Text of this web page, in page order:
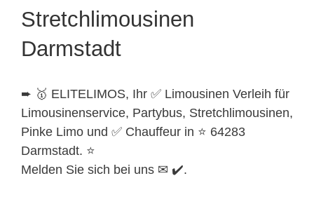
Stretchlimousinen
Darmstadt
➨ 🥇 ELITELIMOS, Ihr ✅ Limousinen Verleih für
Limousinenservice, Partybus, Stretchlimousinen,
Pinke Limo und ✅ Chauffeur in ⭐ 64283
Darmstadt. ⭐
Melden Sie sich bei uns ✉ ✔️.